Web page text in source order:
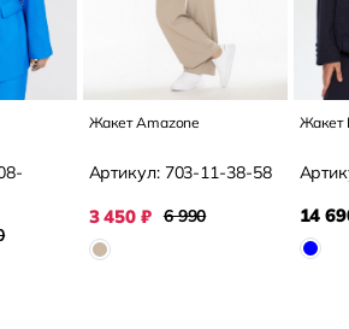
Жакет Amazone
Артикул: 703-11-38-58
3 450 ₽ 6 990
Жакет
14